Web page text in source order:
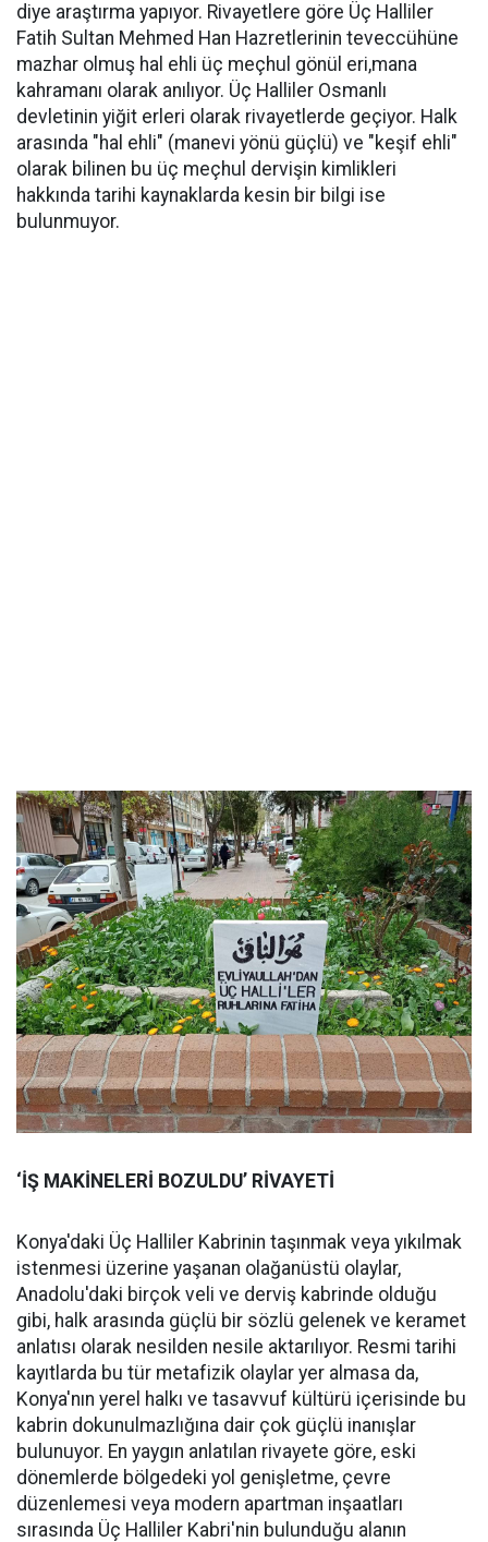
diye araştırma yapıyor. Rivayetlere göre Üç Halliler
Fatih Sultan Mehmed Han Hazretlerinin teveccühüne
mazhar olmuş hal ehli üç meçhul gönül eri,mana
kahramanı olarak anılıyor. Üç Halliler Osmanlı
devletinin yiğit erleri olarak rivayetlerde geçiyor. Halk
arasında "hal ehli" (manevi yönü güçlü) ve "keşif ehli"
olarak bilinen bu üç meçhul dervişin kimlikleri
hakkında tarihi kaynaklarda kesin bir bilgi ise
bulunmuyor.
‘İŞ MAKİNELERİ BOZULDU’ RİVAYETİ
Konya'daki Üç Halliler Kabrinin taşınmak veya yıkılmak
istenmesi üzerine yaşanan olağanüstü olaylar,
Anadolu'daki birçok veli ve derviş kabrinde olduğu
gibi, halk arasında güçlü bir sözlü gelenek ve keramet
anlatısı olarak nesilden nesile aktarılıyor. Resmi tarihi
kayıtlarda bu tür metafizik olaylar yer almasa da,
Konya'nın yerel halkı ve tasavvuf kültürü içerisinde bu
kabrin dokunulmazlığına dair çok güçlü inanışlar
bulunuyor. En yaygın anlatılan rivayete göre, eski
dönemlerde bölgedeki yol genişletme, çevre
düzenlemesi veya modern apartman inşaatları
sırasında Üç Halliler Kabri'nin bulunduğu alanın